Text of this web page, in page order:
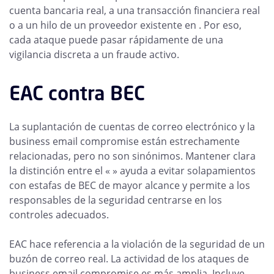
cuenta bancaria real, a una transacción financiera real
o a un hilo de un proveedor existente en . Por eso,
cada ataque puede pasar rápidamente de una
vigilancia discreta a un fraude activo.
EAC contra BEC
La suplantación de cuentas de correo electrónico y la
business email compromise están estrechamente
relacionadas, pero no son sinónimos. Mantener clara
la distinción entre el « » ayuda a evitar solapamientos
con estafas de BEC de mayor alcance y permite a los
responsables de la seguridad centrarse en los
controles adecuados.
EAC hace referencia a la violación de la seguridad de un
buzón de correo real. La actividad de los ataques de